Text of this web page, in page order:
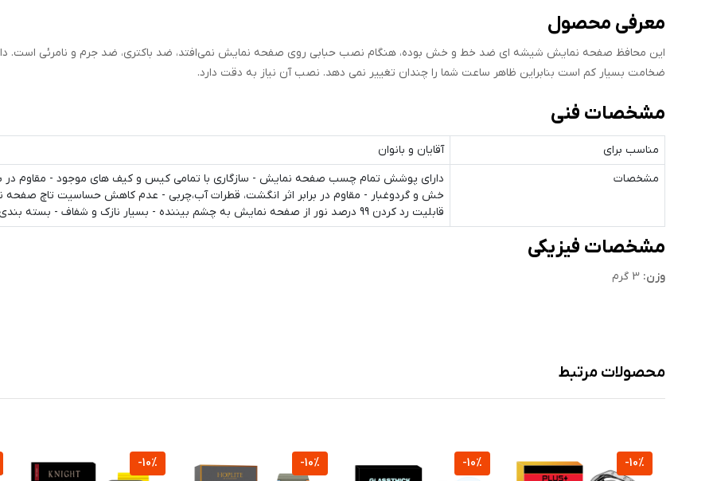
معرفی محصول
این محافظ صفحه نمایش شیشه ای ضد خط و خش بوده، هنگام نصب حبابی روی صفحه نمایش نمی‌افتد، ضد باکتری، ضد جرم و نامرئی است.
ضخامت بسیار کم است بنابراین ظاهر ساعت شما را چندان تغییر نمی دهد. نصب آن نیاز به دقت دارد.
مشخصات فنی
مناسب برای
آقایان و بانوان
مشخصات
دارای پوشش تمام چسب صفحه نمایش - سازگاری با تمامی کیس و کیف های موجود - مقاوم در
خش و گردوغبار - مقاوم در برابر اثر انگشت، قطرات آب،چربی - عدم کاهش حساسیت تاچ صفحه
قابلیت رد کردن 99 درصد نور از صفحه نمایش به چشم بیننده - بسیار نازک و شفاف - بسته بندی شکیل
مشخصات فیزیکی
وزن:
محصولات مرتبط
-10%
-10%
-10%
-10%